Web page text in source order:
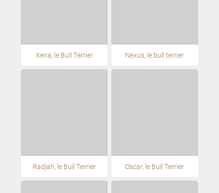
Xena, le Bull Terrier Nexus, le bull terrier
Radjah, le Bull Terrier Oscar, le Bull Terrier